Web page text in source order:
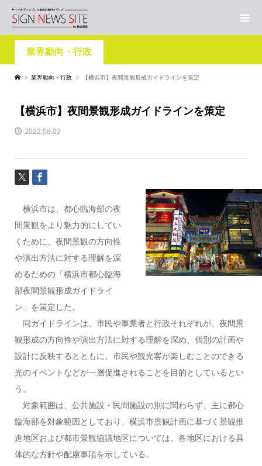
業界動向・行政
業界動向・行政 【横浜市】夜間景観形成ガイドラインを策定
【横浜市】夜間景観形成ガイドラインを策定
2022.08.03
横浜市は、都心臨海部の夜
間景観をより魅力的にしてい
くために、夜間景観の方向性
や演出方法に対する理解を深
めるための「横浜市都心臨海
部夜間景観形成ガイドライ
ン」を策定した。
同ガイドラインは、市民や事業者と行政それぞれが、夜間景
観形成の方向性や演出方法に対する理解を深め、個別の計画や
設計に反映するとともに、市民や観光客が楽しむことのできる
光のイベントなどが一層促進されることを目的としているとい
う。
対象範囲は、公共施設・民間施設の別に関わらず、主に都心
臨海部を対象範囲としており、横浜市景観計画に基づく景観推
進地区および都市景観協議地区については、各地区における具
体的な方針や配慮事項を示している。